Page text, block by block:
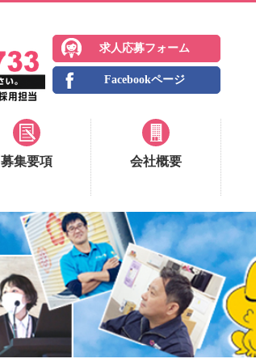
求人応募フォーム
Facebookページ
募集要項 会社概要